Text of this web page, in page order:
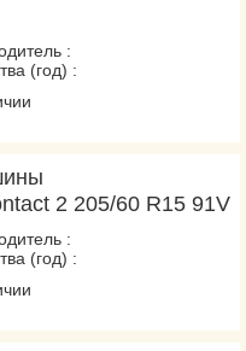
:
(год) :
2 205/60 R15 91V
:
(год) :